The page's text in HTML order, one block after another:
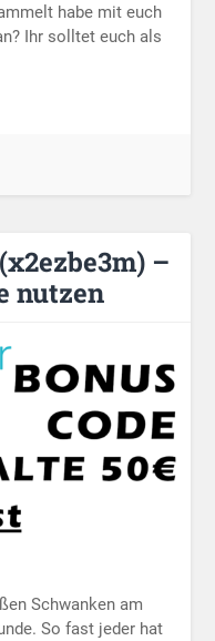
habe mit euch
Ihr solltet euch als
–
nutzen
Schwanken am
So fast jeder hat